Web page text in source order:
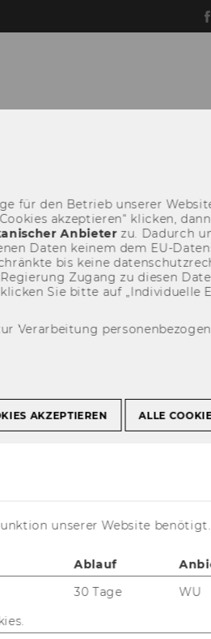
für den Be­trieb un­se­rer
ak­zep­tie­ren“ kli­cken,
An­bie­terzu. Da­durch
Daten kei­nem dem EU-​
bis keine
Zu­gang zu die­sen
Sie bitte auf „In­di­vi­du­el­le
Verarbeitung
AKZEPTIEREN ALLE
unserer Website benötigt.
Ablauf
30 Tage WU